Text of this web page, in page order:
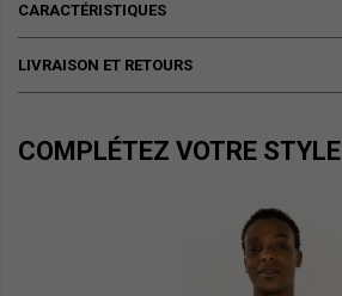
CARACTÉRISTIQUES
LIVRAISON ET RETOURS
COMPLÉTEZ VOTRE STYLE